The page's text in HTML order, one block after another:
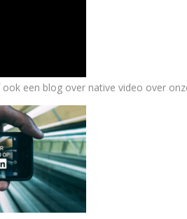
een blog over native video over